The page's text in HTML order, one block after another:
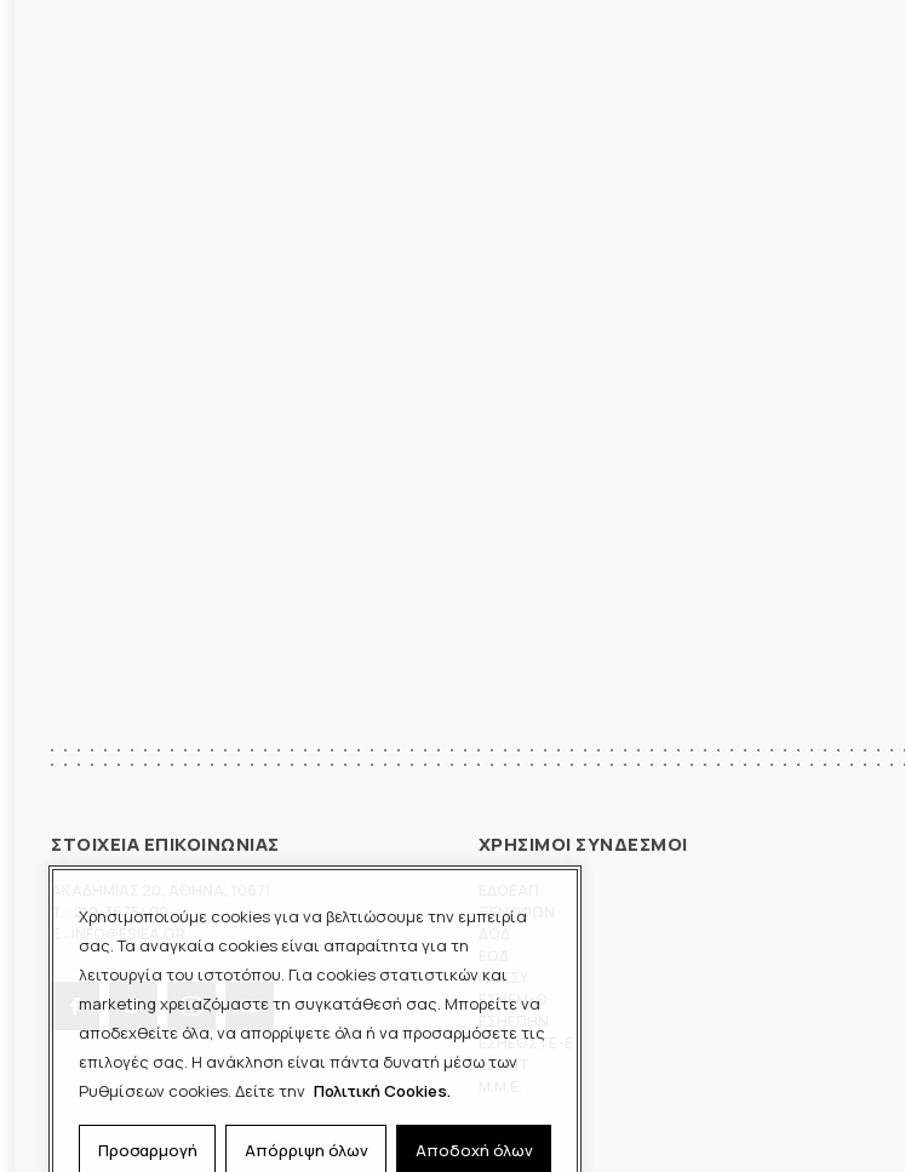
Χρησιμοποιούμε cookies για να βελτιώσουμε την εμπειρία
σας. Τα αναγκαία cookies είναι απαραίτητα για τη
λειτουργία του ιστοτόπου. Για cookies στατιστικών και
marketing χρειαζόμαστε τη συγκατάθεσή σας. Μπορείτε να
αποδεχθείτε όλα, να απορρίψετε όλα ή να προσαρμόσετε τις
επιλογές σας. Η ανάκληση είναι πάντα δυνατή μέσω των
Ρυθμίσεων cookies. Δείτε την Πολιτική Cookies.
Προσαρμογή Απόρριψη όλων Αποδοχή όλων
ΣΤΟΙΧΕΙΑ ΕΠΙΚΟΙΝΩΝΙΑΣ
210-3675400
ΧΡΗΣΙΜΟΙ ΣΥΝΔΕΣΜΟΙ
ΞΕΝΟΦΩΝ
ΠΟΕΣΥ
ΕΣΗΕΜ-Θ
ΕΣΗΕΘΣΤΕ-Ε
ΕΣΠΗΤ